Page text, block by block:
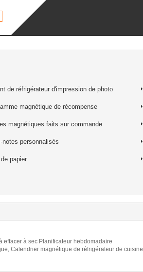
de réfrigérateur d'impression de photo
magnétique de récompense
magnétiques faits sur commande
notes personnalisés
papier
effacer à sec Planificateur hebdomadaire
Calendrier magnétique de réfrigérateur de cuisine